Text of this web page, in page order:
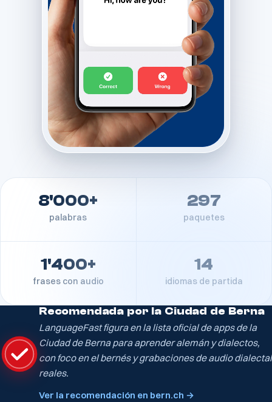
8'000+
palabras
297
paquetes
1'400+
frases con audio
14
idiomas de partida
Recomendada por la Ciudad de Berna
LanguageFast figura en la lista oficial de apps de la
Ciudad de Berna para aprender alemán y dialectos,
con foco en el bernés y grabaciones de audio dialectal
reales.
Ver la recomendación en bern.ch →